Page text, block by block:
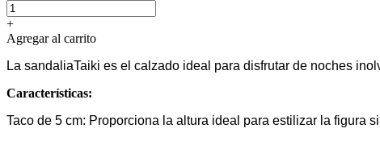
+
Agregar al carrito
La sandaliaTaiki es el calzado ideal para disfrutar de noches
Características:
Taco de 5 cm: Proporciona la altura ideal para estilizar la figura